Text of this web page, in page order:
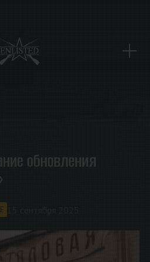
обновления
15 сентября 2025